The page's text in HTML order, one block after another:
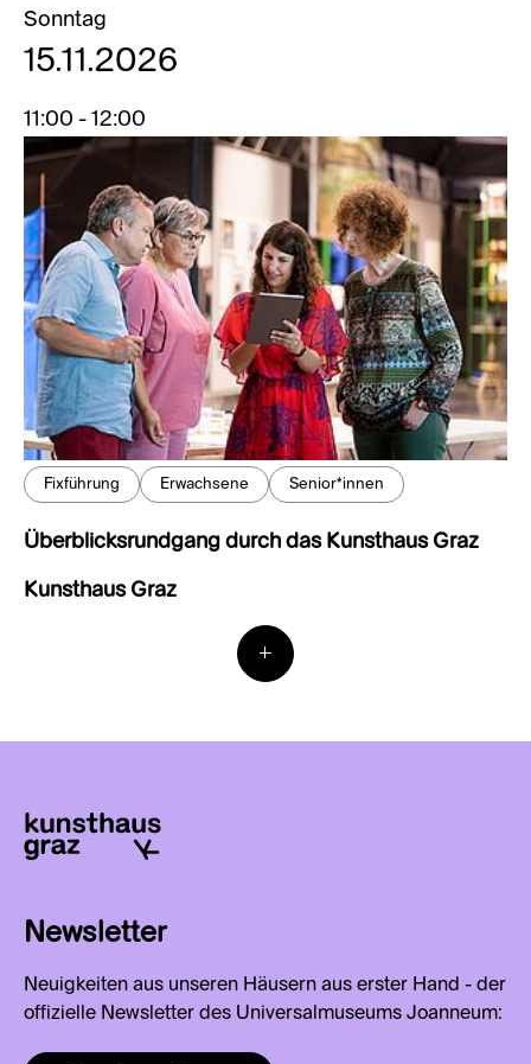
Sonntag
15.11.2026
11:00 - 12:00
Fixführung Erwachsene Senior*innen
Überblicksrundgang durch das Kunsthaus Graz
Kunsthaus Graz
Newsletter
Neuigkeiten aus unseren Häusern aus erster Hand - der
offizielle Newsletter des Universalmuseums Joanneum: